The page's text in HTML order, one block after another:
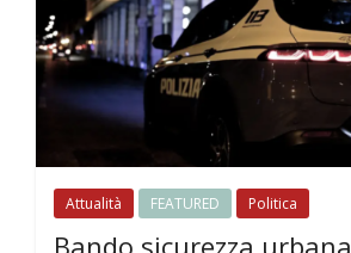
Attualità FEATURED Politica
Bando sicurezza urbana